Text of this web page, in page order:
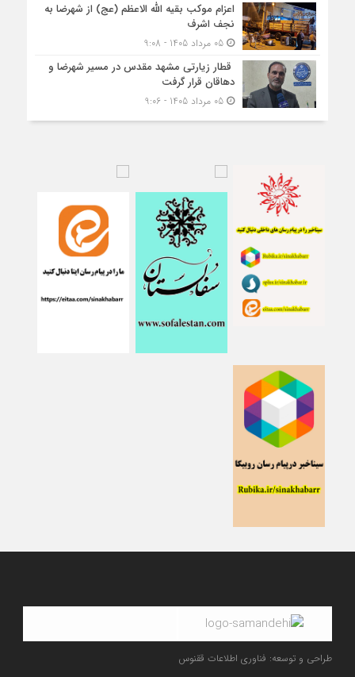
اعزام موکب بقیه الله الاعظم (عج) از شهرضا به
نجف اشرف
05 مرداد 1405 - 9:08
قطار زیارتی مشهد مقدس در مسیر شهرضا و
دهاقان قرار گرفت
05 مرداد 1405 - 9:06
طراحی و توسعه: فناوری اطلاعات ققنوس